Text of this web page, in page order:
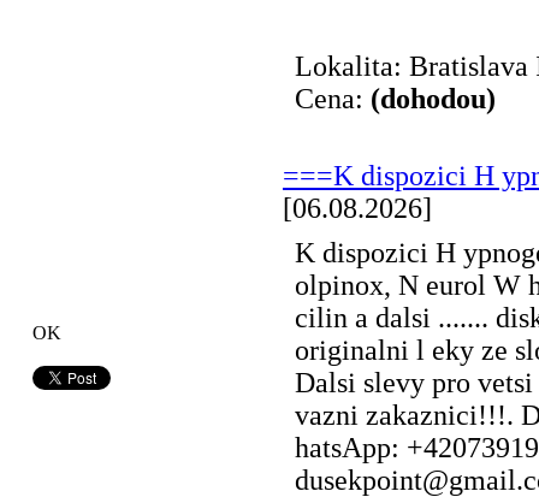
OK
Lokalita: Bratislava
Cena: (dohodou)
===K dispozici H
[06.08.2026]
K dispozici H
olpinox, N eurol W
cilin a dalsi .......
originalni l eky ze
Dalsi slevy pro
vazni zakaznici!!!.
hatsApp: